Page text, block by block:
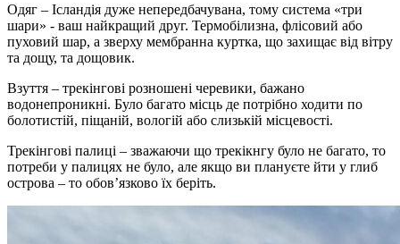
Одяг – Ісландія дуже непередбачувана, тому система «три
шари» - ваш найкращий друг. Термобілизна, флісовий або
пуховий шар, а зверху мембранна куртка, що захищає від вітру
та дощу, та дощовик.
Взуття – трекінгові розношені черевики, бажано
водонепроникні. Було багато місць де потрібно ходити по
болотистій, піщаній, вологій або слизькій місцевості.
Трекінгові палиці – зважаючи що трекікнгу було не багато, то
потреби у палицях не було, але якщо ви плануєте йти у глиб
острова – то обов’язково їх беріть.